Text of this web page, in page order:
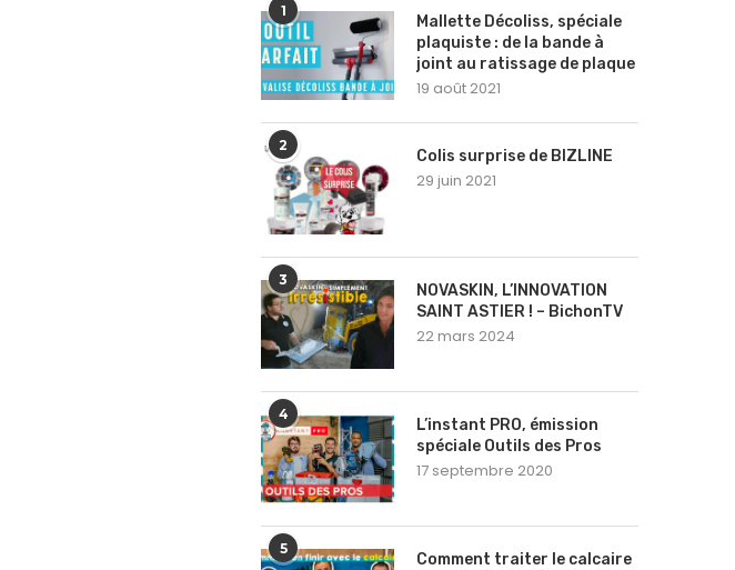
1
Mallette Décoliss, spéciale
plaquiste : de la bande à
joint au ratissage de plaque
19 août 2021
2
Colis surprise de BIZLINE
29 juin 2021
3
NOVASKIN, L’INNOVATION
SAINT ASTIER ! – BichonTV
22 mars 2024
4
L’instant PRO, émission
spéciale Outils des Pros
17 septembre 2020
5
Comment traiter le calcaire